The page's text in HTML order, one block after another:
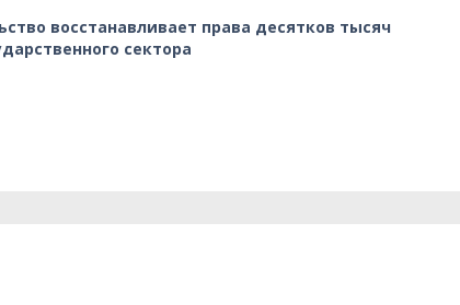
восстанавливает права десятков тысяч
сектора